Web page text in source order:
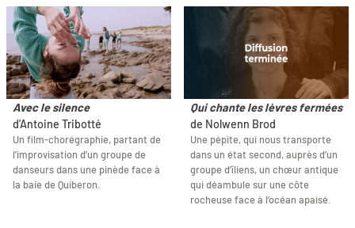
Avec le silence
d'Antoine Tribotté
Un film-chorégraphie, partant de
l’improvisation d’un groupe de
danseurs dans une pinède face à
la baie de Quiberon.
Qui chante les lèvres fermées
de Nolwenn Brod
Une pépite, qui nous transporte
dans un état second, auprès d’un
groupe d’îliens, un chœur antique
qui déambule sur une côte
rocheuse face à l’océan apaisé.